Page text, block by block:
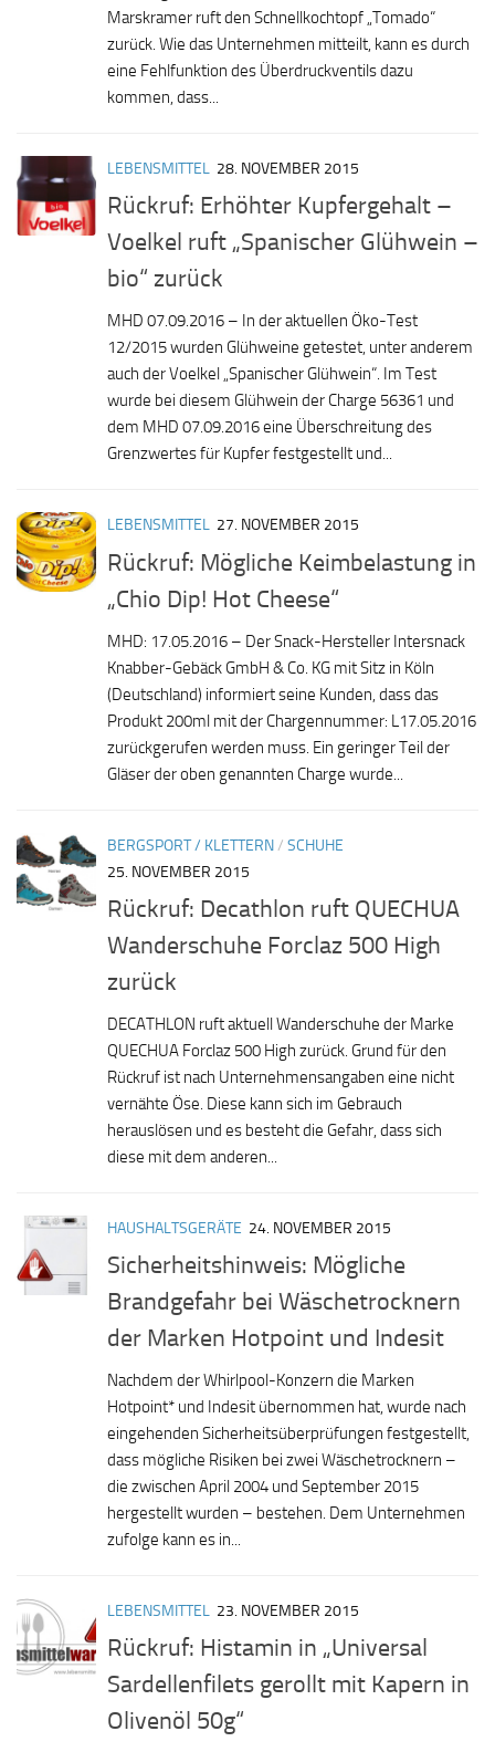
Marskramer ruft den Schnellkochtopf „Tomado“
zurück. Wie das Unternehmen mitteilt, kann es durch
eine Fehlfunktion des Überdruckventils dazu
kommen, dass...
LEBENSMITTEL 28. NOVEMBER 2015
Rückruf: Erhöhter Kupfergehalt –
Voelkel ruft „Spanischer Glühwein –
bio“ zurück
MHD 07.09.2016 – In der aktuellen Öko-Test
12/2015 wurden Glühweine getestet, unter anderem
auch der Voelkel „Spanischer Glühwein“. Im Test
wurde bei diesem Glühwein der Charge 56361 und
dem MHD 07.09.2016 eine Überschreitung des
Grenzwertes für Kupfer festgestellt und...
LEBENSMITTEL 27. NOVEMBER 2015
Rückruf: Mögliche Keimbelastung in
„Chio Dip! Hot Cheese“
MHD: 17.05.2016 – Der Snack-Hersteller Intersnack
Knabber-Gebäck GmbH & Co. KG mit Sitz in Köln
(Deutschland) informiert seine Kunden, dass das
Produkt 200ml mit der Chargennummer: L17.05.2016
zurückgerufen werden muss. Ein geringer Teil der
Gläser der oben genannten Charge wurde...
BERGSPORT / KLETTERN/ SCHUHE
25. NOVEMBER 2015
Rückruf: Decathlon ruft QUECHUA
Wanderschuhe Forclaz 500 High
zurück
DECATHLON ruft aktuell Wanderschuhe der Marke
QUECHUA Forclaz 500 High zurück. Grund für den
Rückruf ist nach Unternehmensangaben eine nicht
vernähte Öse. Diese kann sich im Gebrauch
herauslösen und es besteht die Gefahr, dass sich
diese mit dem anderen...
HAUSHALTSGERÄTE 24. NOVEMBER 2015
Sicherheitshinweis: Mögliche
Brandgefahr bei Wäschetrocknern
der Marken Hotpoint und Indesit
Nachdem der Whirlpool-Konzern die Marken
Hotpoint* und Indesit übernommen hat, wurde nach
eingehenden Sicherheitsüberprüfungen festgestellt,
dass mögliche Risiken bei zwei Wäschetrocknern –
die zwischen April 2004 und September 2015
hergestellt wurden – bestehen. Dem Unternehmen
zufolge kann es in...
LEBENSMITTEL 23. NOVEMBER 2015
Rückruf: Histamin in „Universal
Sardellenfilets gerollt mit Kapern in
Olivenöl 50g“